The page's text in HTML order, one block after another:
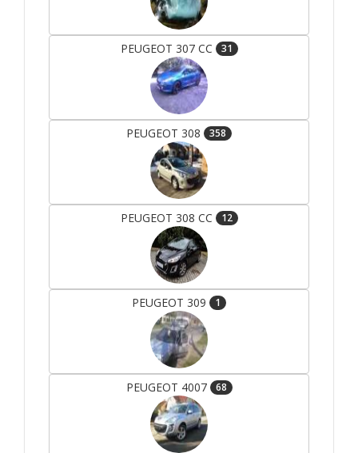
PEUGEOT 307 CC 31
PEUGEOT 308 358
PEUGEOT 308 CC 12
PEUGEOT 309 1
PEUGEOT 4007 68